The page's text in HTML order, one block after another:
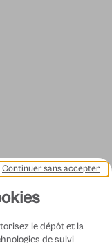
le dépôt et la
de suivi
Continuer sans accepter